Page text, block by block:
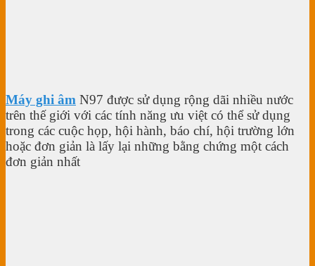
Máy ghi âm N97 được sử dụng rộng dãi nhiều nước
trên thế giới với các tính năng ưu việt có thể sử dụng
trong các cuộc họp, hội hành, báo chí, hội trường lớn
hoặc đơn giản là lấy lại những bằng chứng một cách
đơn giản nhất